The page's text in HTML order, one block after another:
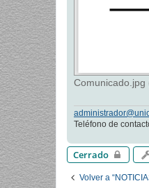
Comunicado.jpg
Teléfono de
Cerrado
Volver a